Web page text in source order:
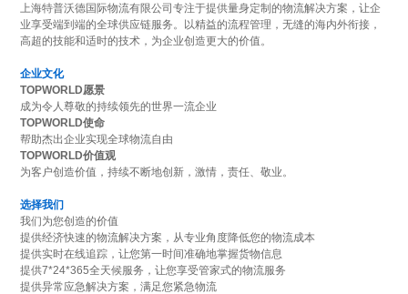
上海特普沃德国际物流有限公司专注于提供量身定制的物流解决方案，让企
业享受端到端的全球供应链服务。以精益的流程管理，无缝的海内外衔接，
高超的技能和适时的技术，为企业创造更大的价值。
企业文化
TOPWORLD愿景
成为令人尊敬的持续领先的世界一流企业
TOPWORLD使命
帮助杰出企业实现全球物流自由
TOPWORLD价值观
为客户创造价值，持续不断地创新，激情，责任、敬业。
选择我们
我们为您创造的价值
提供经济快速的物流解决方案，从专业角度降低您的物流成本
提供实时在线追踪，让您第一时间准确地掌握货物信息
提供7*24*365全天候服务，让您享受管家式的物流服务
提供异常应急解决方案，满足您紧急物流